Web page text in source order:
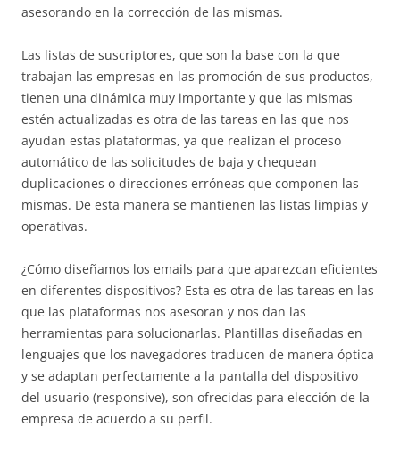
asesorando en la corrección de las mismas.
Las listas de suscriptores, que son la base con la que
trabajan las empresas en las promoción de sus productos,
tienen una dinámica muy importante y que las mismas
estén actualizadas es otra de las tareas en las que nos
ayudan estas plataformas, ya que realizan el proceso
automático de las solicitudes de baja y chequean
duplicaciones o direcciones erróneas que componen las
mismas. De esta manera se mantienen las listas limpias y
operativas.
¿Cómo diseñamos los emails para que aparezcan eficientes
en diferentes dispositivos? Esta es otra de las tareas en las
que las plataformas nos asesoran y nos dan las
herramientas para solucionarlas. Plantillas diseñadas en
lenguajes que los navegadores traducen de manera óptica
y se adaptan perfectamente a la pantalla del dispositivo
del usuario (responsive), son ofrecidas para elección de la
empresa de acuerdo a su perfil.